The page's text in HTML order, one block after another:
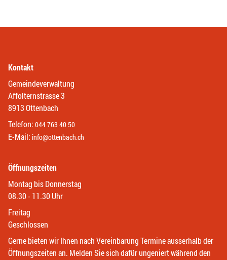
Kontakt
Gemeindeverwaltung
Affolternstrasse 3
8913 Ottenbach
Telefon: 044 763 40 50
E-Mail: info@ottenbach.ch
Öffnungszeiten
Montag bis Donnerstag
08.30 - 11.30 Uhr
Freitag
Geschlossen
Gerne bieten wir Ihnen nach Vereinbarung Termine ausserhalb der
Öffnungszeiten an. Melden Sie sich dafür ungeniert während den